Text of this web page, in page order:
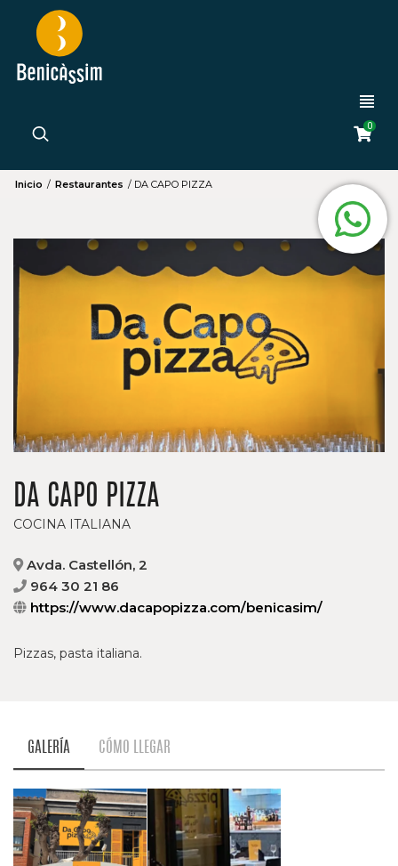
0
Inicio / Restaurantes / DA CAPO PIZZA
DA CAPO PIZZA
COCINA ITALIANA
Avda. Castellón, 2
964 30 21 86
https://www.dacapopizza.com/benicasim/
Pizzas, pasta italiana.
GALERÍA CÓMO LLEGAR